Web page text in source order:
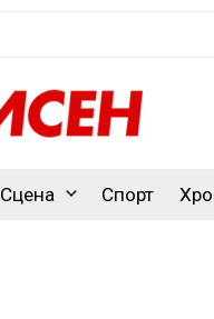
Сцена Спорт